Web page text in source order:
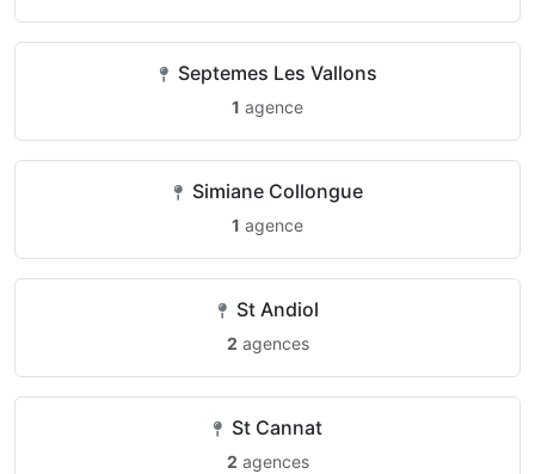
Septemes Les Vallons
1 agence
Simiane Collongue
1 agence
St Andiol
2 agences
St Cannat
2 agences